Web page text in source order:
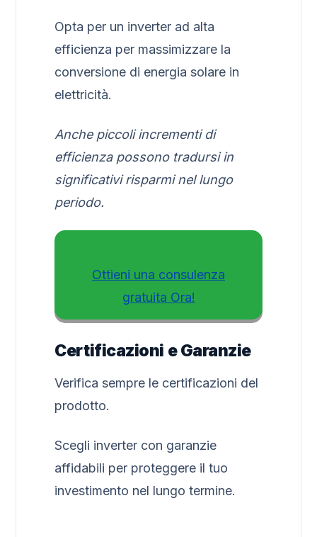
Opta per un inverter ad alta
efficienza per massimizzare la
conversione di energia solare in
elettricità.
Anche piccoli incrementi di
efficienza possono tradursi in
significativi risparmi nel lungo
periodo.
Ottieni una consulenza
gratuita Ora!
Certificazioni e Garanzie
Verifica sempre le certificazioni del
prodotto.
Scegli inverter con garanzie
affidabili per proteggere il tuo
investimento nel lungo termine.